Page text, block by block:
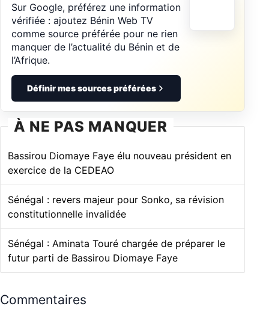
Sur Google, préférez une information
vérifiée : ajoutez Bénin Web TV
comme source préférée pour ne rien
manquer de l’actualité du Bénin et de
l’Afrique.
Définir mes sources préférées
À NE PAS MANQUER
Bassirou Diomaye Faye élu nouveau président en
exercice de la CEDEAO
Sénégal : revers majeur pour Sonko, sa révision
constitutionnelle invalidée
Sénégal : Aminata Touré chargée de préparer le
futur parti de Bassirou Diomaye Faye
Commentaires